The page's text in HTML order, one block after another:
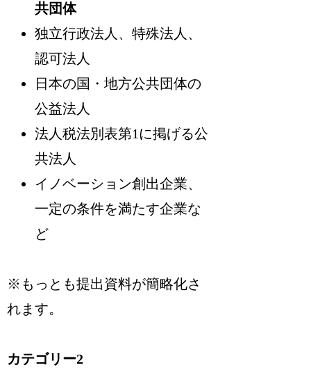
共団体
独立行政法人、特殊法人、
認可法人
日本の国・地方公共団体の
公益法人
法人税法別表第1に掲げる公
共法人
イノベーション創出企業、
一定の条件を満たす企業な
ど
※ もっとも提出資料が簡略化さ
れます。
カテゴリー2